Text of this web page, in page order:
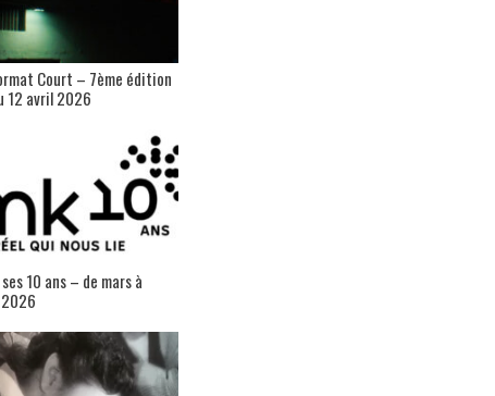
Court – 7ème édition
12 avril 2026
10 ans – de mars à